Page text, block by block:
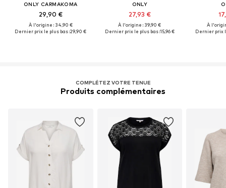
ONLY CARMAKOMA
29,90 €
À l'origine : 34,90 €
Dernier prix le plus bas :29,90 €
ONLY
27,93 €
À l'origine : 39,90 €
Dernier prix le plus bas :15,96 €
À
Dernier prix
COMPLÉTEZ VOTRE TENUE
Produits complémentaires